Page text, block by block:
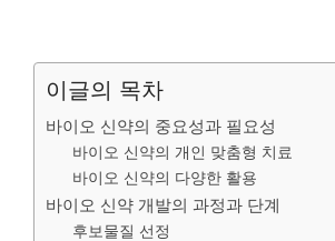
이글의 목차
바이오 신약의 중요성과 필요성
바이오 신약의 개인 맞춤형 치료
바이오 신약의 다양한 활용
바이오 신약 개발의 과정과 단계
후보물질 선정